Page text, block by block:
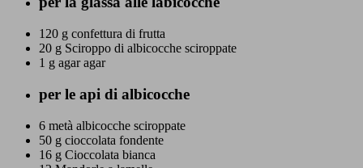
120 g confettura di frutta
20 g Sciroppo di albicocche sciroppate
1 g agar agar
per le api di albicocche
6 metà albicocche sciroppate
50 g cioccolata fondente
16 g Cioccolata bianca